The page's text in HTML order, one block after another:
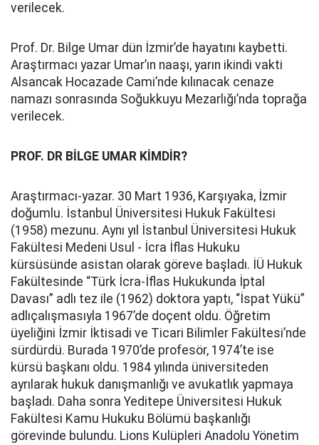
verilecek.
Prof. Dr. Bilge Umar dün İzmir’de hayatını kaybetti.
Araştırmacı yazar Umar’ın naaşı, yarın ikindi vakti
Alsancak Hocazade Cami’nde kılınacak cenaze
namazı sonrasında Soğukkuyu Mezarlığı’nda toprağa
verilecek.
PROF. DR BİLGE UMAR KİMDİR?
Araştırmacı-yazar. 30 Mart 1936, Karşıyaka, İzmir
doğumlu. İstanbul Üniversitesi Hukuk Fakültesi
(1958) mezunu. Aynı yıl İstanbul Üniversitesi Hukuk
Fakültesi Medeni Usul - İcra İflas Hukuku
kürsüsünde asistan olarak göreve başladı. İÜ Hukuk
Fakültesinde “Türk İcra-İflas Hukukunda İptal
Davası” adlı tez ile (1962) doktora yaptı, “İspat Yükü”
adlıçalışmasıyla 1967’de doçent oldu. Öğretim
üyeliğini İzmir İktisadi ve Ticari Bilimler Fakültesi’nde
sürdürdü. Burada 1970’de profesör, 1974’te ise
kürsü başkanı oldu. 1984 yılında üniversiteden
ayrılarak hukuk danışmanlığı ve avukatlık yapmaya
başladı. Daha sonra Yeditepe Üniversitesi Hukuk
Fakültesi Kamu Hukuku Bölümü başkanlığı
görevinde bulundu. Lions Kulüpleri Anadolu Yönetim